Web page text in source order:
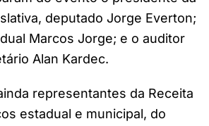
deputado Jorge Everton;
Marcos Jorge; e o auditor
Alan Kardec.
representantes da Receita
estadual e municipal, do